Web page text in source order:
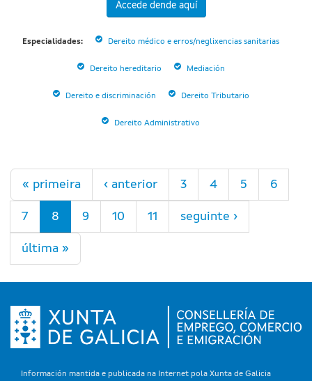
Accede dende aquí
Especialidades: Dereito médico e erros/neglixencias sanitarias
Dereito hereditario Mediación
Dereito e discriminación Dereito Tributario
Dereito Administrativo
Páxinas
« primeira ‹ anterior 3 4 5 6
7 8 9 10 11 seguinte ›
última »
Información mantida e publicada na Internet pola Xunta de Galicia